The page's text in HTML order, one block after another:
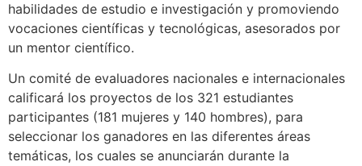
habilidades de estudio e investigación y promoviendo
vocaciones científicas y tecnológicas, asesorados por
un mentor científico.
Un comité de evaluadores nacionales e internacionales
calificará los proyectos de los 321 estudiantes
participantes (181 mujeres y 140 hombres), para
seleccionar los ganadores en las diferentes áreas
temáticas, los cuales se anunciarán durante la